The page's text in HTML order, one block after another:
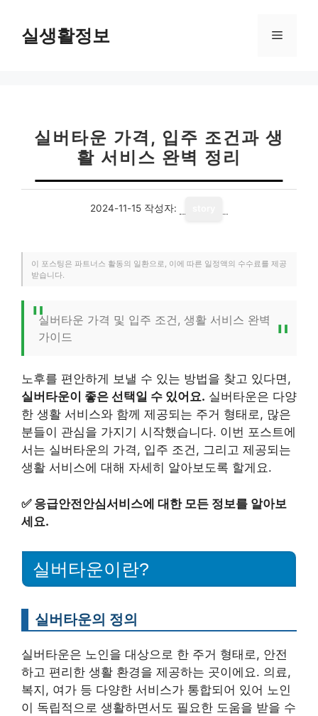
실생활정보 메
실버타운 가격, 입주 조건과 생
활 서비스 완벽 정리
2024-11-15 작성자:
이 포스팅은 파트너스 활동의 일환으로, 이에 따른 일정액의 수수료를 제공
받습니다.
실버타운 가격 및 입주 조건, 생활 서비스 완벽
가이드
노후를 편안하게 보낼 수 있는 방법을 찾고 있다면,
실버타운이 좋은 선택일 수 있어요. 실버타운은 다양
한 생활 서비스와 함께 제공되는 주거 형태로, 많은
분들이 관심을 가지기 시작했습니다. 이번 포스트에
서는 실버타운의 가격, 입주 조건, 그리고 제공되는
생활 서비스에 대해 자세히 알아보도록 할게요.
✅ 응급안전안심서비스에 대한 모든 정보를 알아보
세요.
실버타운이란?
실버타운의 정의
실버타운은 노인을 대상으로 한 주거 형태로, 안전
하고 편리한 생활 환경을 제공하는 곳이에요. 의료,
복지, 여가 등 다양한 서비스가 통합되어 있어 노인
이 독립적으로 생활하면서도 필요한 도움을 받을 수